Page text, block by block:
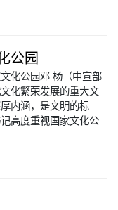
公园
化公园邓 杨（中宣部
化繁荣发展的重大文
内涵，是文明的标
高度重视国家文化公